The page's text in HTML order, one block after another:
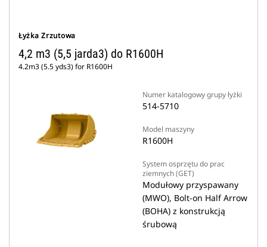
Łyżka Zrzutowa
4,2 m3 (5,5 jarda3) do R1600H
4.2m3 (5.5 yds3) for R1600H
Numer katalogowy grupy łyżki
514-5710
Model maszyny
R1600H
System osprzętu do prac
ziemnych (GET)
Modułowy przyspawany
(MWO), Bolt-on Half Arrow
(BOHA) z konstrukcją
śrubową